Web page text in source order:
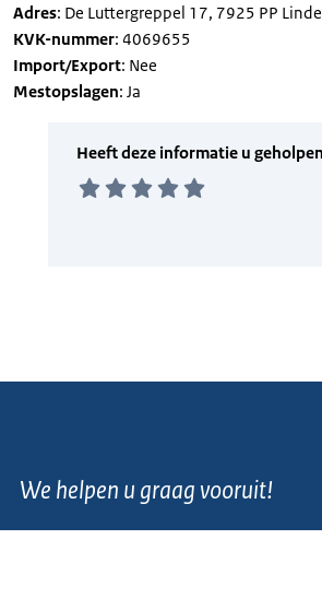
Adres: De Luttergreppel 17, 7925 PP Linde
KVK-nummer: 4069655
Import/Export: Nee
Mestopslagen: Ja
We helpen u graag vooruit!